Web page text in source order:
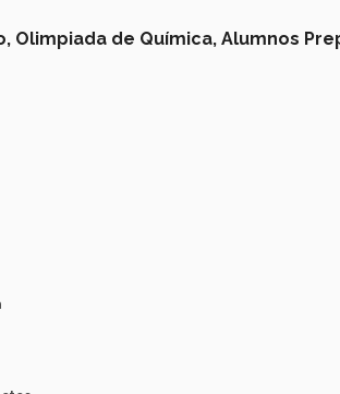
Olimpiada de Química, Alumnos